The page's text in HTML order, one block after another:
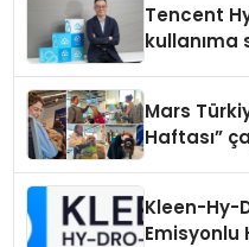
Tencent
kullanıma
Mars
Haftası”
Kleen-Hy-
Emisyonlu